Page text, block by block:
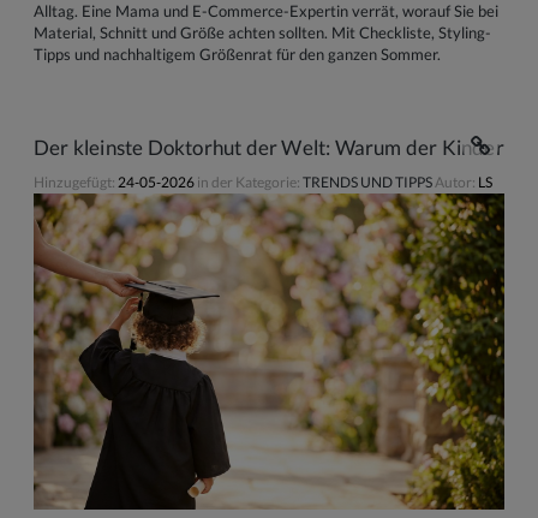
Alltag. Eine Mama und E-Commerce-Expertin verrät, worauf Sie bei
Material, Schnitt und Größe achten sollten. Mit Checkliste, Styling-
Tipps und nachhaltigem Größenrat für den ganzen Sommer.
Der kleinste Doktorhut der Welt: Warum der
Hinzugefügt: 24-05-2026 in der Kategorie: TRENDS UND TIPPSAutor: LS